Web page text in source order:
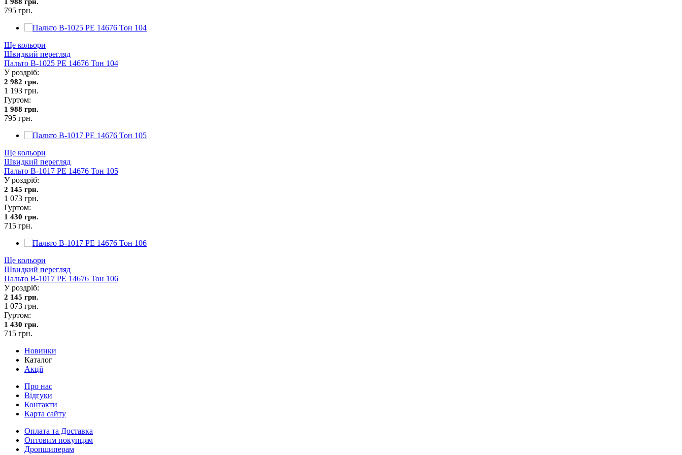
795 грн.
Ще кольори
Швидкий перегляд
Пальто В-1025 PE 14676 Тон 104
У роздріб:
2 982 грн.
1 193 грн.
Гуртом:
1 988 грн.
795 грн.
Ще кольори
Швидкий перегляд
Пальто В-1017 PE 14676 Тон 105
У роздріб:
2 145 грн.
1 073 грн.
Гуртом:
1 430 грн.
715 грн.
Ще кольори
Швидкий перегляд
Пальто В-1017 PE 14676 Тон 106
У роздріб:
2 145 грн.
1 073 грн.
Гуртом:
1 430 грн.
715 грн.
Новинки
Каталог
Акції
Про нас
Відгуки
Контакти
Карта сайту
Оплата та Доставка
Оптовим покупцям
Дропшиперам